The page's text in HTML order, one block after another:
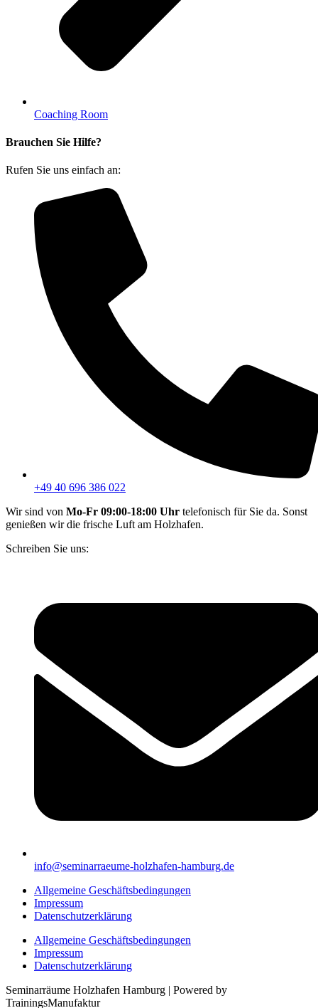
Coaching Room
Brauchen Sie Hilfe?
Rufen Sie uns einfach an:
+49 40 696 386 022
Wir sind von Mo-Fr 09:00-18:00 Uhr telefonisch für Sie da. Sonst
genießen wir die frische Luft am Holzhafen.
Schreiben Sie uns:
info@seminarraeume-holzhafen-hamburg.de
Allgemeine Geschäftsbedingungen
Impressum
Datenschutzerklärung
Allgemeine Geschäftsbedingungen
Impressum
Datenschutzerklärung
Seminarräume Holzhafen Hamburg | Powered by
TrainingsManufaktur